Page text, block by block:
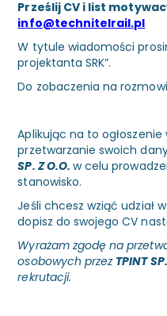
Prześlij CV i list
info@technitelrail.pl
W tytule wiadomości
projektanta SRK”.
Do zobaczenia na
Aplikując na to
przetwarzanie swoich
SP. Z O.O. w celu
stanowisko.
Jeśli chcesz wziąć udział
dopisz do swojego CV
Wyrażam zgodę na
osobowych przez TPINT
rekrutacji.